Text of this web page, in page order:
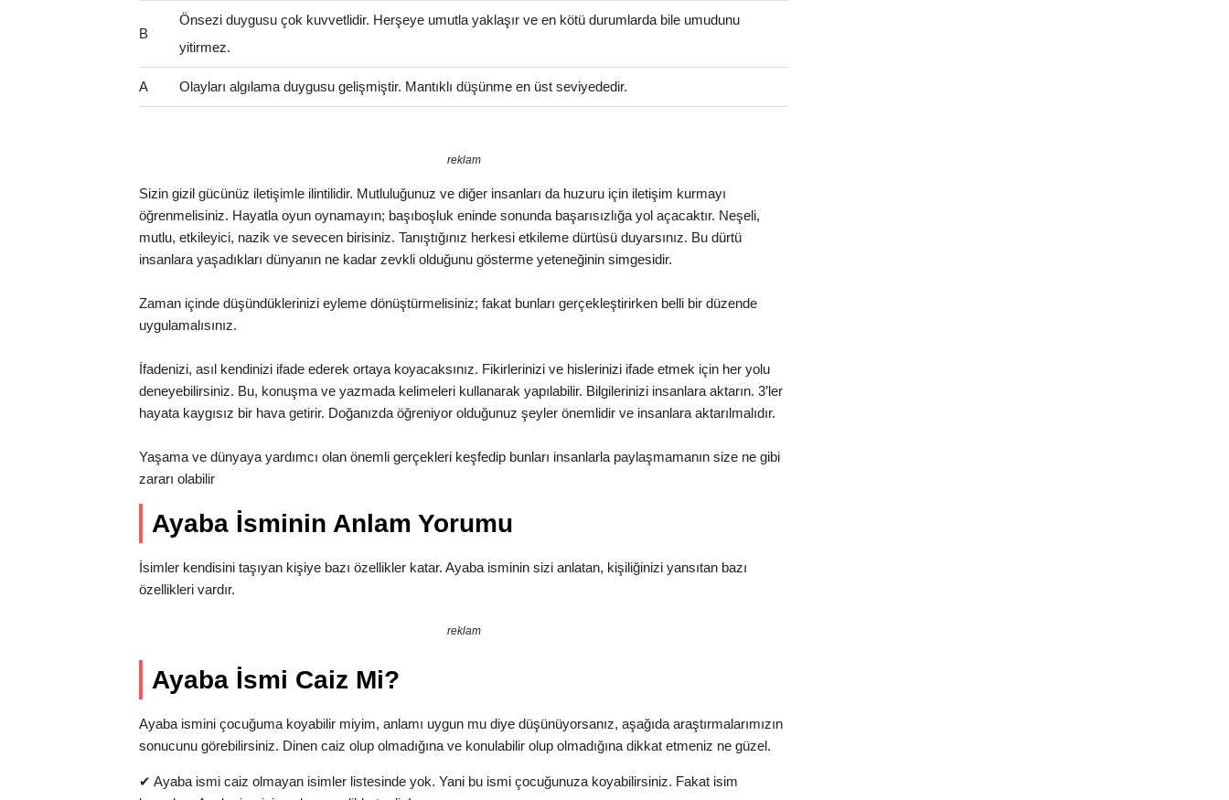
B
Önsezi duygusu çok kuvvetlidir. Herşeye umutla yaklaşır ve en kötü durumlarda bile umudunu
yitirmez.
A Olayları algılama duygusu gelişmiştir. Mantıklı düşünme en üst seviyededir.
reklam
Sizin gizil gücünüz iletişimle ilintilidir. Mutluluğunuz ve diğer insanları da huzuru için iletişim kurmayı
öğrenmelisiniz. Hayatla oyun oynamayın; başıboşluk eninde sonunda başarısızlığa yol açacaktır. Neşeli,
mutlu, etkileyici, nazik ve sevecen birisiniz. Tanıştığınız herkesi etkileme dürtüsü duyarsınız. Bu dürtü
insanlara yaşadıkları dünyanın ne kadar zevkli olduğunu gösterme yeteneğinin simgesidir.
Zaman içinde düşündüklerinizi eyleme dönüştürmelisiniz; fakat bunları gerçekleştirirken belli bir düzende
uygulamalısınız.
İfadenizi, asıl kendinizi ifade ederek ortaya koyacaksınız. Fikirlerinizi ve hislerinizi ifade etmek için her yolu
deneyebilirsiniz. Bu, konuşma ve yazmada kelimeleri kullanarak yapılabilir. Bilgilerinizi insanlara aktarın. 3’ler
hayata kaygısız bir hava getirir. Doğanızda öğreniyor olduğunuz şeyler önemlidir ve insanlara aktarılmalıdır.
Yaşama ve dünyaya yardımcı olan önemli gerçekleri keşfedip bunları insanlarla paylaşmamanın size ne gibi
zararı olabilir
Ayaba İsminin Anlam Yorumu
İsimler kendisini taşıyan kişiye bazı özellikler katar. Ayaba isminin sizi anlatan, kişiliğinizi yansıtan bazı
özellikleri vardır.
reklam
Ayaba İsmi Caiz Mi?
Ayaba ismini çocuğuma koyabilir miyim, anlamı uygun mu diye düşünüyorsanız, aşağıda araştırmalarımızın
sonucunu görebilirsiniz. Dinen caiz olup olmadığına ve konulabilir olup olmadığına dikkat etmeniz ne güzel.
✔ Ayaba ismi caiz olmayan isimler listesinde yok. Yani bu ismi çocuğunuza koyabilirsiniz. Fakat isim